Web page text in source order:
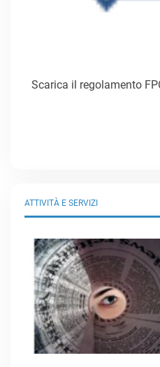
Scarica il regolamento
ATTIVITÀ E SERVIZI